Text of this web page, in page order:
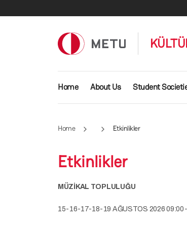
Main navigation
Home About Us Student
Home Etkinlikler
Etkinlikler
MÜZİKAL TOPLULUĞU
15-16-17-18-19 AĞUSTOS 2026